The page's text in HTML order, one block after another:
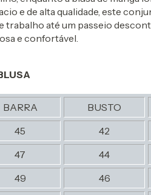
e de alta qualidade, este
trabalho até um passeio
e confortável.
BARRA BUSTO
45 42
47 44
49 46